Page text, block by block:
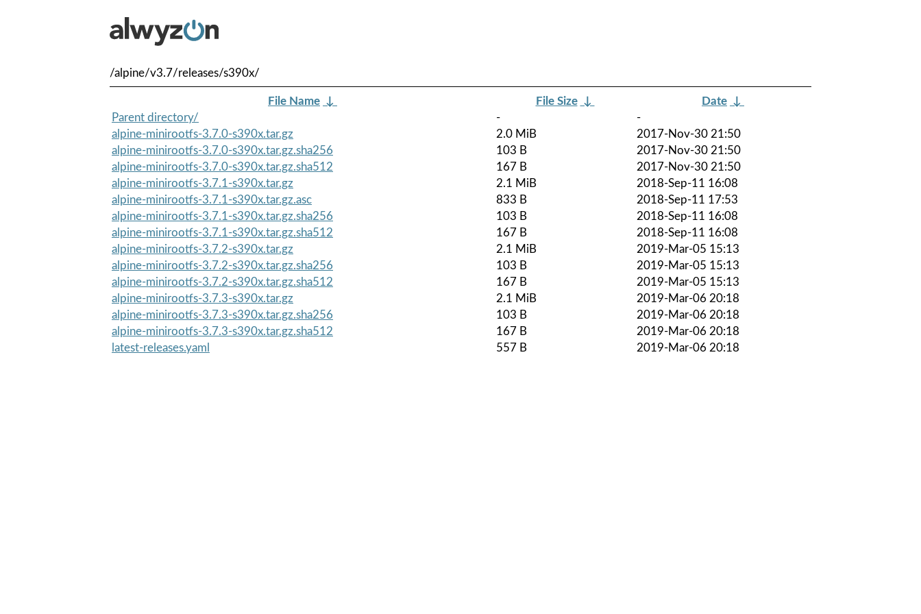
/alpine/v3.7/releases/s390x/
File Name ↓ File Size ↓ Date ↓
Parent directory/
-
-
alpine-minirootfs-3.7.0-s390x.tar.gz
2.0 MiB
2017-Nov-30 21:50
alpine-minirootfs-3.7.0-s390x.tar.gz.sha256
103 B
2017-Nov-30 21:50
alpine-minirootfs-3.7.0-s390x.tar.gz.sha512
167 B
2017-Nov-30 21:50
alpine-minirootfs-3.7.1-s390x.tar.gz
2.1 MiB
2018-Sep-11 16:08
alpine-minirootfs-3.7.1-s390x.tar.gz.asc
833 B
2018-Sep-11 17:53
alpine-minirootfs-3.7.1-s390x.tar.gz.sha256
103 B
2018-Sep-11 16:08
alpine-minirootfs-3.7.1-s390x.tar.gz.sha512
167 B
2018-Sep-11 16:08
alpine-minirootfs-3.7.2-s390x.tar.gz
2.1 MiB
2019-Mar-05 15:13
alpine-minirootfs-3.7.2-s390x.tar.gz.sha256
103 B
2019-Mar-05 15:13
alpine-minirootfs-3.7.2-s390x.tar.gz.sha512
167 B
2019-Mar-05 15:13
alpine-minirootfs-3.7.3-s390x.tar.gz
2.1 MiB
2019-Mar-06 20:18
alpine-minirootfs-3.7.3-s390x.tar.gz.sha256
103 B
2019-Mar-06 20:18
alpine-minirootfs-3.7.3-s390x.tar.gz.sha512
167 B
2019-Mar-06 20:18
latest-releases.yaml
557 B 2019-Mar-06 20:18